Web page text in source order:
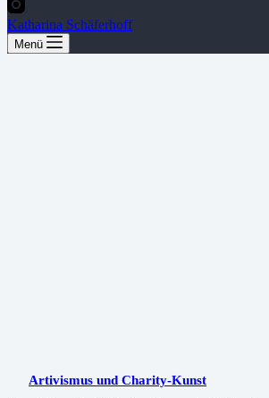
Katharina Schäferhoff
Menü
Artivismus und Charity-Kunst